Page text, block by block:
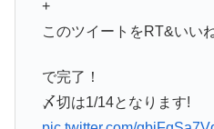
+
このツイートをRT&いい
で完了！
〆切は1/14となります!